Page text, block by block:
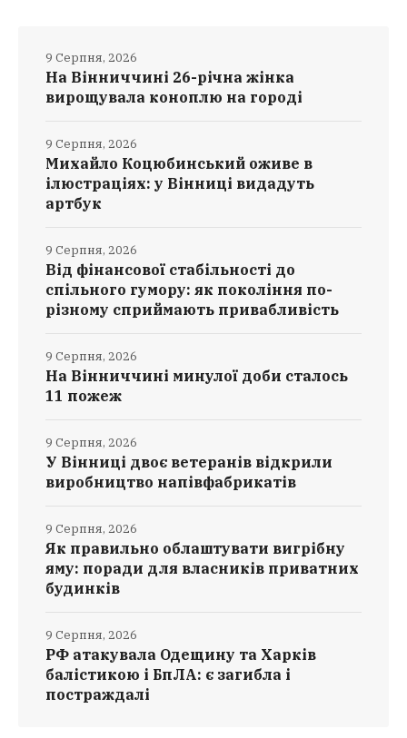
На Вінниччині 26-річна жінка
вирощувала коноплю на городі
9 Серпня, 2026
Михайло Коцюбинський оживе в
ілюстраціях: у Вінниці видадуть
артбук
9 Серпня, 2026
Від фінансової стабільності до
спільного гумору: як покоління по-
різному сприймають привабливість
9 Серпня, 2026
На Вінниччині минулої доби сталось
11 пожеж
9 Серпня, 2026
У Вінниці двоє ветеранів відкрили
виробництво напівфабрикатів
9 Серпня, 2026
Як правильно облаштувати вигрібну
яму: поради для власників приватних
будинків
9 Серпня, 2026
РФ атакувала Одещину та Харків
балістикою і БпЛА: є загибла і
постраждалі
9 Серпня, 2026